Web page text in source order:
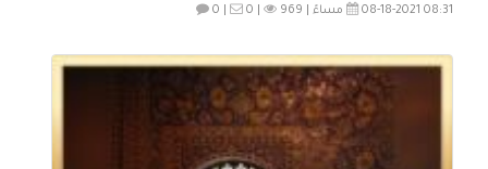
08-18-2021 08:31 مساءً | 0 | 0 | 969